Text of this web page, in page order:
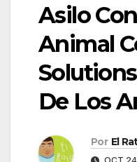
Asilo
Animal
De Los
Por El